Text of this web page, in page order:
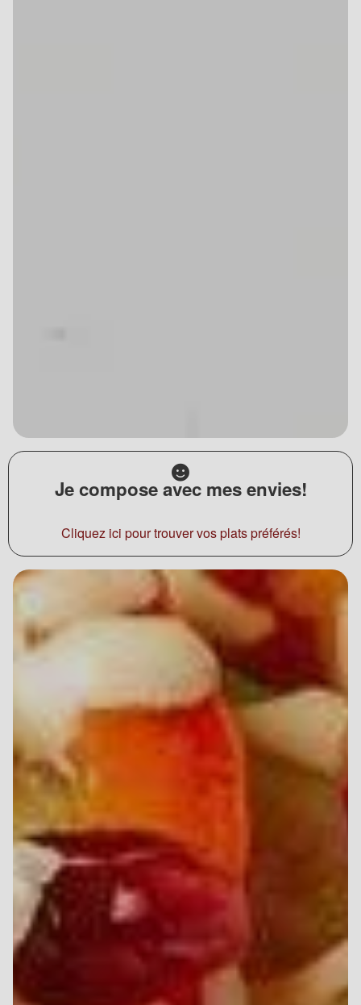
Je compose avec mes envies!
Cliquez ici pour trouver vos plats préférés!